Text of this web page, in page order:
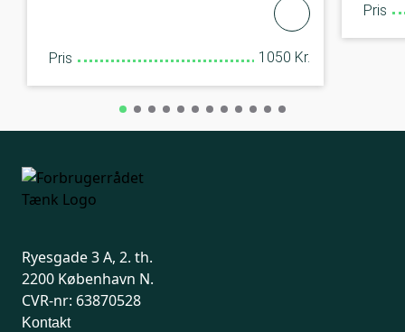
Pris 1050 Kr.
Pris
Ryesgade 3 A, 2. th.
2200 København N.
CVR-nr: 63870528
Kontakt